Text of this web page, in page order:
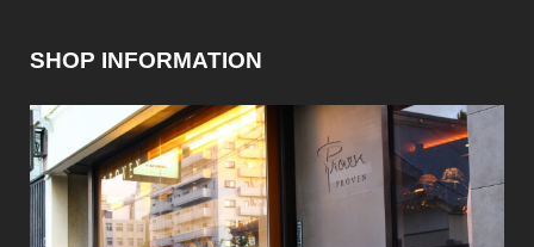
SHOP INFORMATION